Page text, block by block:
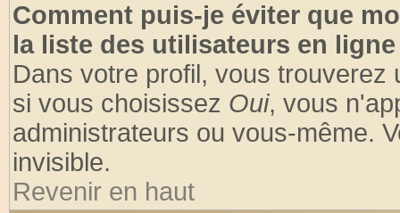
Comment puis-je éviter que
la liste des utilisateurs en
Dans votre profil, vous trouverez
si vous choisissez Oui, vous
administrateurs ou vous-même.
invisible.
Revenir en haut